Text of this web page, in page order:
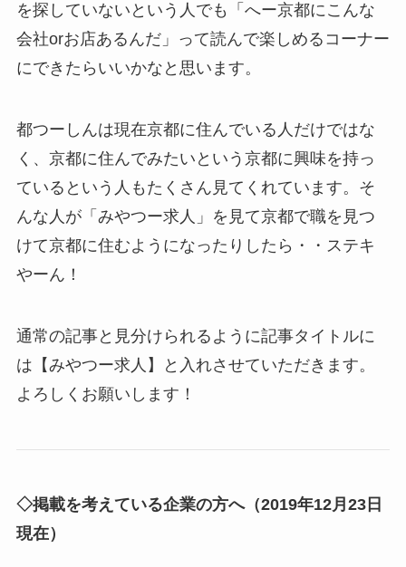
を探していないという人でも「へー京都にこんな
会社orお店あるんだ」って読んで楽しめるコーナー
にできたらいいかなと思います。
都つーしんは現在京都に住んでいる人だけではな
く、京都に住んでみたいという京都に興味を持っ
ているという人もたくさん見てくれています。そ
んな人が「みやつー求人」を見て京都で職を見つ
けて京都に住むようになったりしたら・・ステキ
やーん！
通常の記事と見分けられるように記事タイトルに
は【みやつー求人】と入れさせていただきます。
よろしくお願いします！
◇掲載を考えている企業の方へ（2019年12月23日
現在）